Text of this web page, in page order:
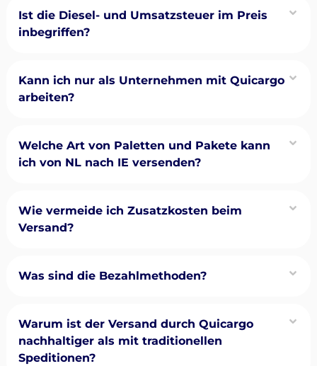
Ist die Diesel- und Umsatzsteuer im Preis
inbegriffen?
Kann ich nur als Unternehmen mit Quicargo
arbeiten?
Welche Art von Paletten und Pakete kann
ich von NL nach IE versenden?
Wie vermeide ich Zusatzkosten beim
Versand?
Was sind die Bezahlmethoden?
Warum ist der Versand durch Quicargo
nachhaltiger als mit traditionellen
Speditionen?